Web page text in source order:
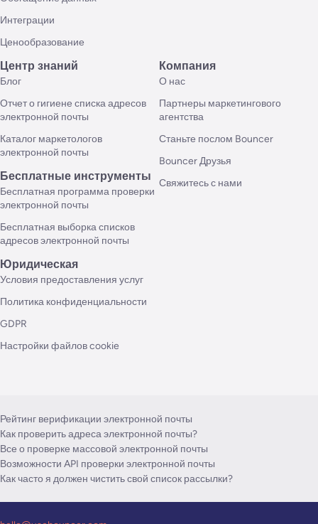
Интеграции
Ценообразование
Центр знаний
Блог
Отчет о гигиене списка адресов
электронной почты
Каталог маркетологов
электронной почты
Бесплатные инструменты
Бесплатная программа проверки
электронной почты
Бесплатная выборка списков
адресов электронной почты
Компания
О нас
Партнеры маркетингового
агентства
Станьте послом Bouncer
Bouncer Друзья
Свяжитесь с нами
Юридическая
Условия предоставления услуг
Политика конфиденциальности
GDPR
Настройки файлов cookie
Рейтинг верификации электронной почты
Как проверить адреса электронной почты?
Все о проверке массовой электронной почты
Возможности API проверки электронной почты
Как часто я должен чистить свой список рассылки?